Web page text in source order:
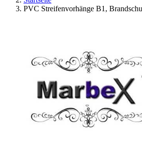
PVC Streifenvorhänge B1,